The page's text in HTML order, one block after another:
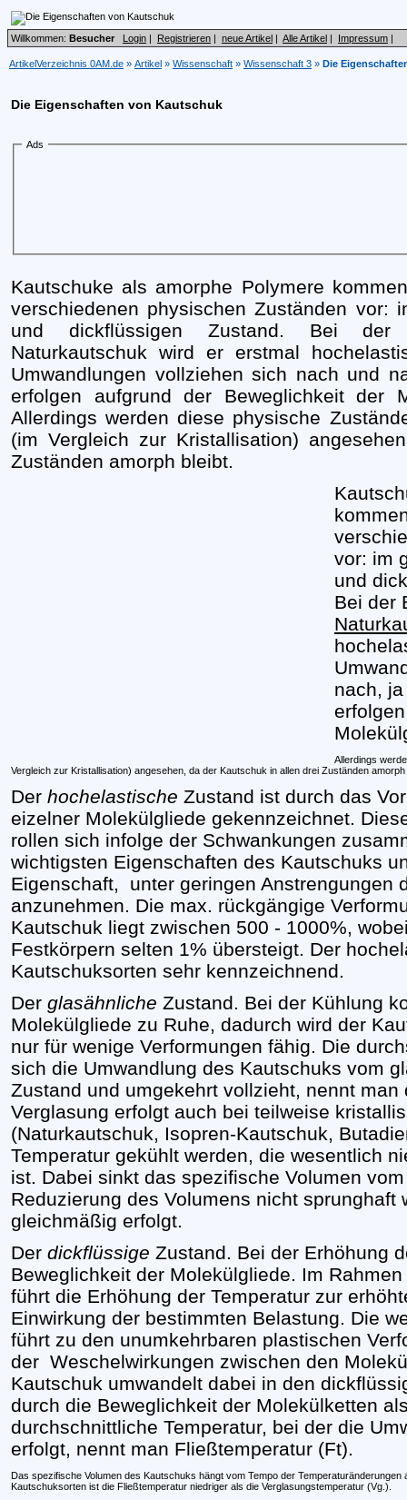
Willkommen: Besucher Login | Registrieren | neue Artikel | Alle Artikel | Impressum |
ArtikelVerzeichnis 0AM.de » Artikel » Wissenschaft » Wissenschaft 3 » Die
Die Eigenschaften von Kautschuk
Ads
Kautschuke als amorphe Polymere
verschiedenen physischen Zuständen vor:
und dickflüssigen Zustand. Bei der
Naturkautschuk wird er erstmal
Umwandlungen vollziehen sich nach und
erfolgen aufgrund der Beweglichkeit der
Allerdings werden diese physische
(im Vergleich zur Kristallisation)
Zuständen amorph bleibt.
vor: im
und
Bei der
nach,
Allerdings
Vergleich zur Kristallisation) angesehen, da der Kautschuk in allen drei Zuständen amorph
Der hochelastische Zustand ist durch das
eizelner Molekülgliede gekennzeichnet.
rollen sich infolge der Schwankungen
wichtigsten Eigenschaften des Kautschuks
Eigenschaft, unter geringen Anstrengungen
anzunehmen. Die max. rückgängige
Kautschuk liegt zwischen 500 - 1000%,
Festkörpern selten 1% übersteigt. Der
Kautschuksorten sehr kennzeichnend.
Der glasähnliche Zustand. Bei der Kühlung
Molekülgliede zu Ruhe, dadurch wird der
nur für wenige Verformungen fähig. Die
sich die Umwandlung des Kautschuks vom
Zustand und umgekehrt vollzieht, nennt
Verglasung erfolgt auch bei teilweise
(Naturkautschuk, Isopren-Kautschuk,
Temperatur gekühlt werden, die wesentlich
ist. Dabei sinkt das spezifische Volumen
Reduzierung des Volumens nicht
gleichmäßig erfolgt.
Der dickflüssige Zustand. Bei der Erhöhung
Beweglichkeit der Molekülgliede. Im
führt die Erhöhung der Temperatur zur
Einwirkung der bestimmten Belastung. Die
führt zu den unumkehrbaren plastischen
der Weschelwirkungen zwischen den
Kautschuk umwandelt dabei in den
durch die Beweglichkeit der Molekülketten
durchschnittliche Temperatur, bei der die
erfolgt, nennt man Fließtemperatur (Ft).
Das spezifische Volumen des Kautschuks hängt vom Tempo der
Kautschuksorten ist die Fließtemperatur niedriger als die Verglasungstemperatur (Vg.).